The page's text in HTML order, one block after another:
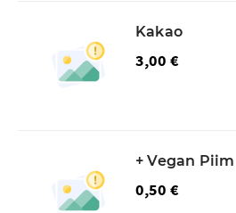
Kakao
3,00 €
+ Vegan Piim
0,50 €